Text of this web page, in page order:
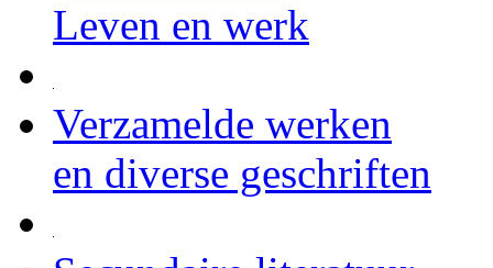
Leven en werk
Verzamelde werken
en diverse geschriften